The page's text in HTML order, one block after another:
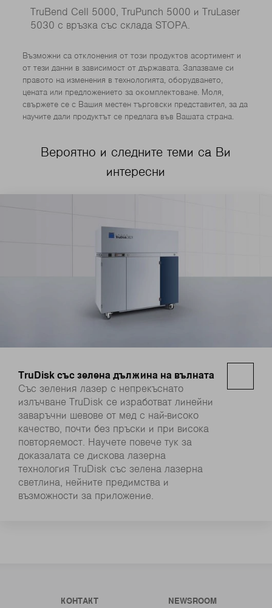
TruBend Cell 5000, TruPunch 5000 и TruLaser
5030 с връзка със склада STOPA.
Възможни са отклонения от този продуктов асортимент и
от тези данни в зависимост от държавата. Запазваме си
правото на изменения в технологията, оборудването,
цената или предложението за окомплектоване. Моля,
свържете се с Вашия местен търговски представител, за да
научите дали продуктът се предлага във Вашата страна.
Вероятно и следните теми са Ви
интересни
TruDisk със зелена дължина на вълната
Със зеления лазер с непрекъснато
излъчване TruDisk се изработват линейни
заваръчни шевове от мед с най-високо
качество, почти без пръски и при висока
повторяемост. Научете повече тук за
доказалата се дискова лазерна
технология TruDisk със зелена лазерна
светлина, нейните предимства и
възможности за приложение.
КОНТАКТ NEWSROOM